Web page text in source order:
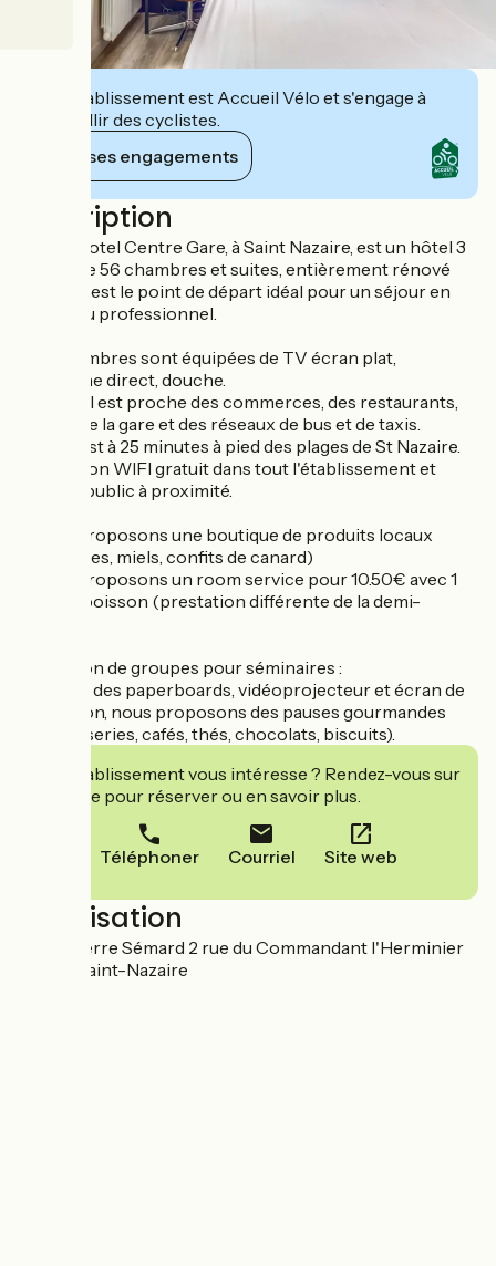
Cet établissement est Accueil Vélo et s'engage à
accueillir des cyclistes.
Voir ses engagements
Description
Le Brit Hotel Centre Gare, à Saint Nazaire, est un hôtel 3
étoiles de 56 chambres et suites, entièrement rénové
(2019). C'est le point de départ idéal pour un séjour en
famille ou professionnel.
Nos chambres sont équipées de TV écran plat,
téléphone direct, douche.
Cet hôtel est proche des commerces, des restaurants,
au pied de la gare et des réseaux de bus et de taxis.
L’Hôtel est à 25 minutes à pied des plages de St Nazaire.
Connexion WIFI gratuit dans tout l'établissement et
parking public à proximité.
- Nous proposons une boutique de produits locaux
(confitures, miels, confits de canard)
- Nous proposons un room service pour 10.50€ avec 1
plat et 1 boisson (prestation différente de la demi-
Réception de groupes pour séminaires :
- En plus des paperboards, vidéoprojecteur et écran de
projection, nous proposons des pauses gourmandes
(viennoiseries, cafés, thés, chocolats, biscuits).
Cet établissement vous intéresse ? Rendez-vous sur
leur site pour réserver ou en savoir plus.
Téléphoner Courriel Site web
Localisation
Place Pierre Sémard 2 rue du Commandant l'Herminier
44600 Saint-Nazaire